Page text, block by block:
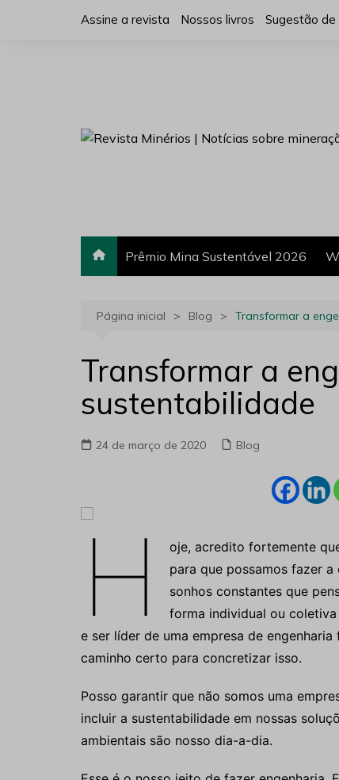
Assine a revista Nossos livros Sugestão de
Prêmio Mina Sustentável 2026
Página inicial Blog Transformar a
Transformar a
sustentabilidade
24 de março de 2020 Blog
H
oje, acredito fortemente
para que possamos fazer
sonhos constantes que
forma individual ou
e ser líder de uma empresa de
caminho certo para concretizar isso.
Posso garantir que não somos uma
incluir a sustentabilidade em nossas
ambientais são nosso dia-a-dia.